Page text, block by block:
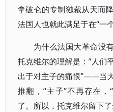
拿破仑的专制独裁从天而
法国人也就此满足于在“一
为什么法国大革命没
托克维尔的理解是：“人们
出于对主子的痛恨”——当
推翻，“主子”不再存在
了。所以，托克维尔留下